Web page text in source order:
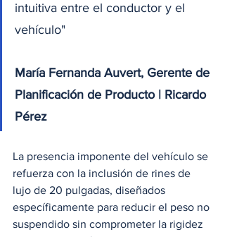
intuitiva entre el conductor y el
vehículo"
María Fernanda Auvert, Gerente de
Planificación de Producto | Ricardo
Pérez
La presencia imponente del vehículo se
refuerza con la inclusión de rines de
lujo de 20 pulgadas, diseñados
específicamente para reducir el peso no
suspendido sin comprometer la rigidez